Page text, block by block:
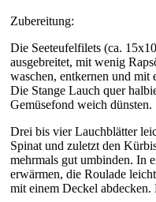
Zubereitung:
Die Seeteufelfilets (ca.
ausgebreitet, mit wenig
waschen, entkernen und mit
Die Stange Lauch quer
Gemüsefond weich dünsten.
Drei bis vier Lauchblätter
Spinat und zuletzt den
mehrmals gut umbinden. In
erwärmen, die Roulade
mit einem Deckel